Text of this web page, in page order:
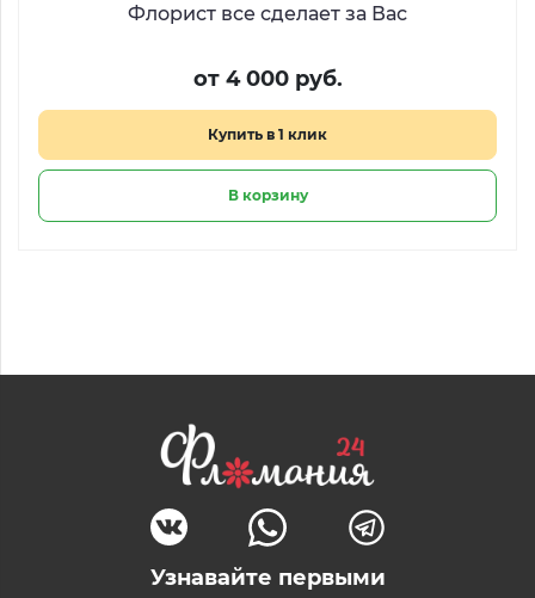
Флорист все сделает за Вас
от 4 000 руб.
Купить в 1 клик
В корзину
Узнавайте первыми